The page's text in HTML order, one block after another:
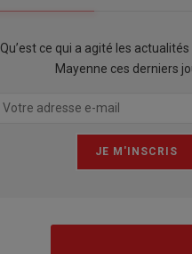
Qu’est ce qui a agité les
Mayenne ces derniers